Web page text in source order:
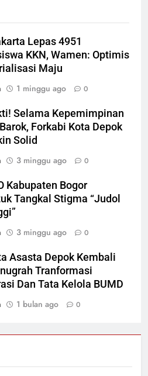
Lepas 4951
KKN, Wamen: Optimis
Maju
1 minggu ago 0
Selama Kepemimpinan
Forkabi Kota Depok
Solid
3 minggu ago 0
Kabupaten Bogor
Tangkal Stigma “Judol
3 minggu ago 0
Asasta Depok Kembali
Tranformasi
Dan Tata Kelola BUMD
1 bulan ago 0